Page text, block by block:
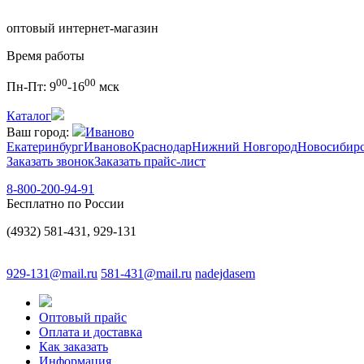
оптовый интернет-магазин
Время работы
Пн-Пт: 900-1600 мск
Каталог
Ваш город:
Иваново
ЕкатеринбургИвановоКраснодарНижний Новгород
Заказать звонокЗаказать прайс-лист
8-800-200-94-91
Бесплатно по России
(4932) 581-431, 929-131
929-131@mail.ru 581-431@mail.ru nadejdasem
Оптовый прайс
Оплата и доставка
Как заказать